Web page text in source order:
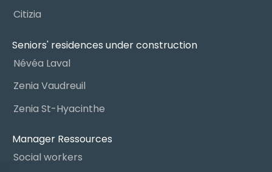
Citizia
Seniors' residences under construction
Névéa Laval
Zenia Vaudreuil
Zenia St-Hyacinthe
Manager Ressources
Social workers